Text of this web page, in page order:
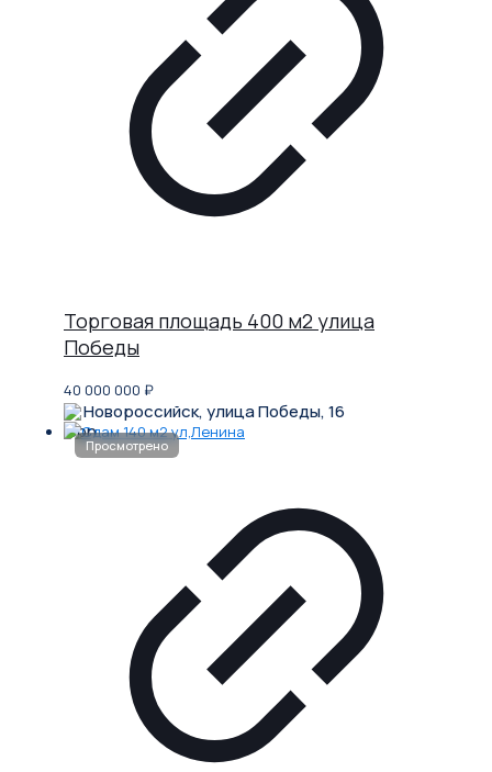
Торговая площадь 400 м2 улица
Победы
40 000 000 ₽
Новороссийск, улица Победы, 16